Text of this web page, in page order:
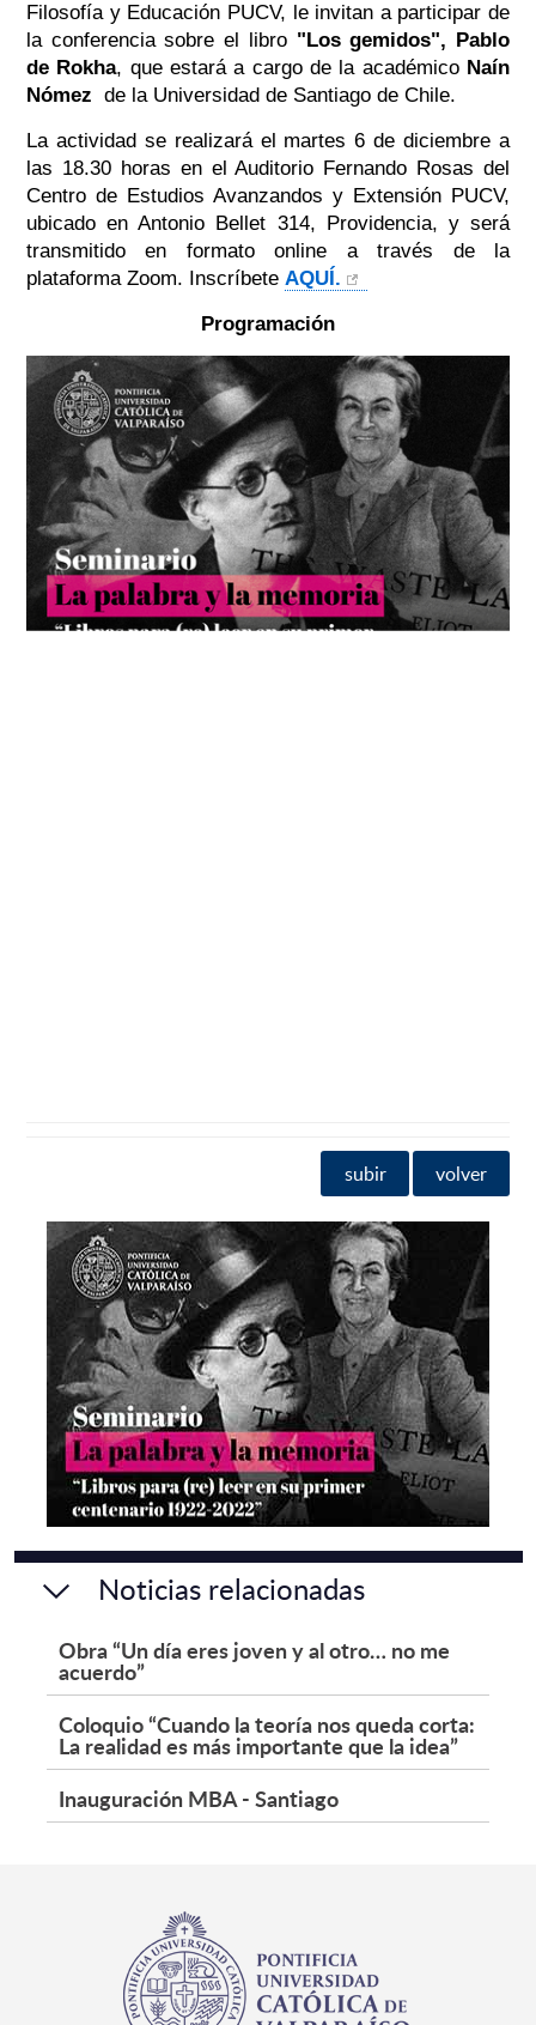
Filosofía y Educación PUCV, le invitan a participar de
la conferencia sobre el libro "Los gemidos", Pablo
de Rokha, que estará a cargo de la académico Naín
Nómez de la Universidad de Santiago de Chile.
La actividad se realizará el martes 6 de diciembre a
las 18.30 horas en el Auditorio Fernando Rosas del
Centro de Estudios Avanzandos y Extensión PUCV,
ubicado en Antonio Bellet 314, Providencia, y será
transmitido en formato online a través de la
plataforma Zoom. Inscríbete AQUÍ.
Programación
subir volver
Noticias relacionadas
Obra “Un día eres joven y al otro… no me
acuerdo”
Coloquio “Cuando la teoría nos queda corta:
La realidad es más importante que la idea”
Inauguración MBA - Santiago